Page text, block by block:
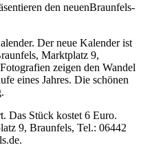
den neuenBraunfels-
Der neue Kalender ist
Marktplatz 9,
zeigen den Wandel
eines Jahres. Die schönen
Das Stück kostet 6 Euro.
9, Braunfels, Tel.: 06442